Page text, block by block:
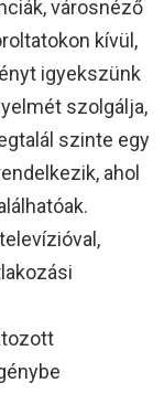
városnéző
kívül,
igyekszünk
szolgálja,
szinte egy
ahol